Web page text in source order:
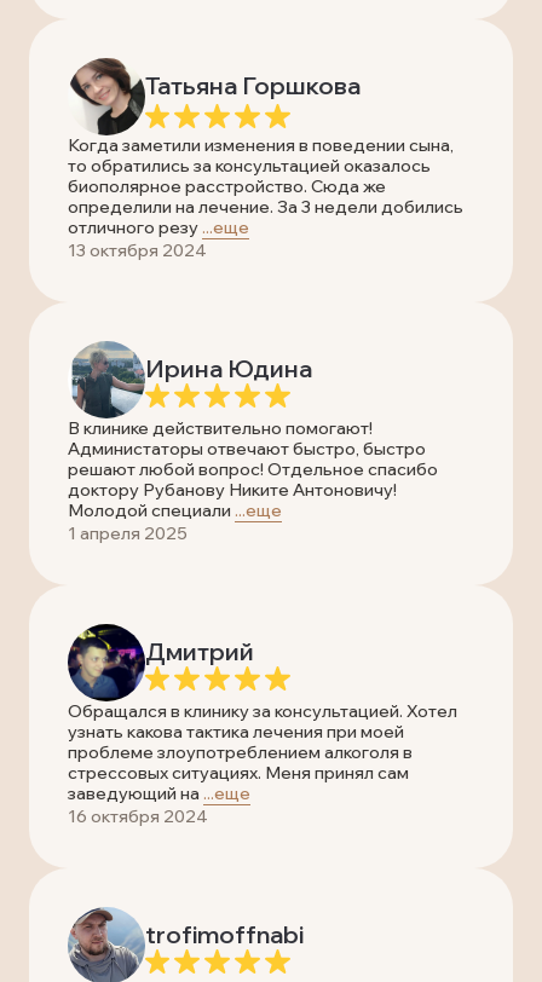
Татьяна Горшкова
Когда заметили изменения в поведении сына,
то обратились за консультацией оказалось
биополярное расстройство. Сюда же
определили на лечение. За 3 недели добились
отличного резу ...еще
13 октября 2024
Ирина Юдина
В клинике действительно помогают!
Администаторы отвечают быстро, быстро
решают любой вопрос! Отдельное спасибо
доктору Рубанову Никите Антоновичу!
Молодой специали ...еще
1 апреля 2025
Дмитрий
Обращался в клинику за консультацией. Хотел
узнать какова тактика лечения при моей
проблеме злоупотреблением алкоголя в
стрессовых ситуациях. Меня принял сам
заведующий на ...еще
16 октября 2024
trofimoffnabi